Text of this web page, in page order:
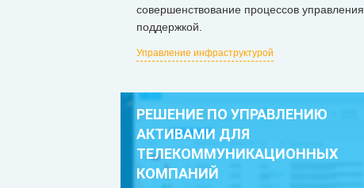
совершенствование процессов управления
поддержкой.
Управление инфраструктурой
РЕШЕНИЕ ПО УПРАВЛЕНИЮ
АКТИВАМИ ДЛЯ
ТЕЛЕКОММУНИКАЦИОННЫХ
КОМПАНИЙ